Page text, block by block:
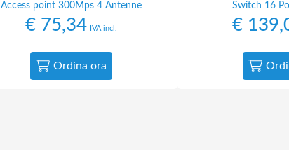
Access point 300Mps 4 Antenne
€ 75,34 IVA incl.
Ordina ora
Switch 16
€